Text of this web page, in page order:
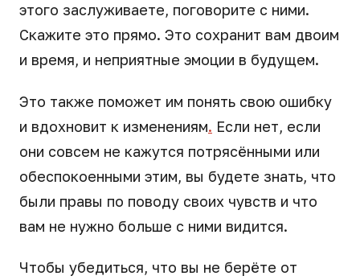
этого заслуживаете, поговорите с ними.
Скажите это прямо. Это сохранит вам двоим
и время, и неприятные эмоции в будущем.
Это также поможет им понять свою ошибку
и вдохновит к изменениям. Если нет, если
они совсем не кажутся потрясёнными или
обеспокоенными этим, вы будете знать, что
были правы по поводу своих чувств и что
вам не нужно больше с ними видится.
Чтобы убедиться, что вы не берёте от